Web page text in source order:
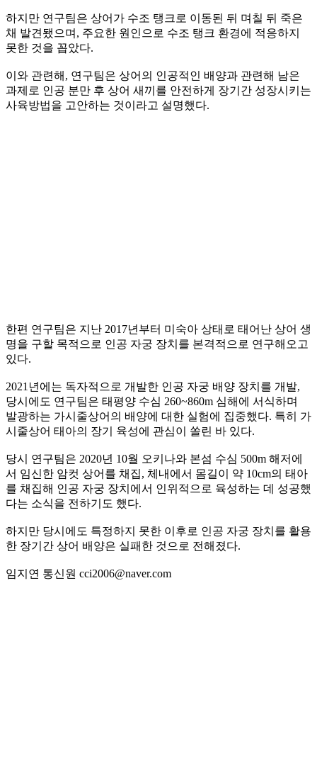
하지만 연구팀은 상어가 수조 탱크로 이동된 뒤 며칠 뒤 죽은
채 발견됐으며, 주요한 원인으로 수조 탱크 환경에 적응하지
못한 것을 꼽았다.
이와 관련해, 연구팀은 상어의 인공적인 배양과 관련해 남은
과제로 인공 분만 후 상어 새끼를 안전하게 장기간 성장시키는
사육방법을 고안하는 것이라고 설명했다.
한편 연구팀은 지난 2017년부터 미숙아 상태로 태어난 상어 생
명을 구할 목적으로 인공 자궁 장치를 본격적으로 연구해오고
있다.
2021년에는 독자적으로 개발한 인공 자궁 배양 장치를 개발,
당시에도 연구팀은 태평양 수심 260~860m 심해에 서식하며
발광하는 가시줄상어의 배양에 대한 실험에 집중했다. 특히 가
시줄상어 태아의 장기 육성에 관심이 쏠린 바 있다.
당시 연구팀은 2020년 10월 오키나와 본섬 수심 500m 해저에
서 임신한 암컷 상어를 채집, 체내에서 몸길이 약 10cm의 태아
를 채집해 인공 자궁 장치에서 인위적으로 육성하는 데 성공했
다는 소식을 전하기도 했다.
하지만 당시에도 특정하지 못한 이후로 인공 자궁 장치를 활용
한 장기간 상어 배양은 실패한 것으로 전해졌다.
임지연 통신원 cci2006@naver.com